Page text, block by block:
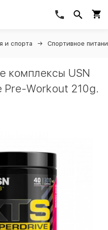
и спорта Спортивное
комплексы USN
Pre-Workout 210g.